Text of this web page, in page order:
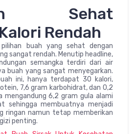
Sehat
Rendah
buah yang sehat dengan
sangat rendah. Menutip headline,
semangka terdiri dari air
buah yang sangat menyegarkan.
ini, hanya terdapat 30 kalori,
7,6 gram karbohidrat, dan 0,2
mengandung 6,2 gram gula alami
sehingga membuatnya menjadi
ringan namun tetap memberikan
penting.